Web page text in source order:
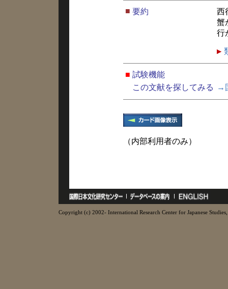
■ 要約
西
蟹
行
■ 試験機能
この文献を探してみる
→
（内部利用者のみ）
Copyright (c) 2002- International Research Center for Japanese